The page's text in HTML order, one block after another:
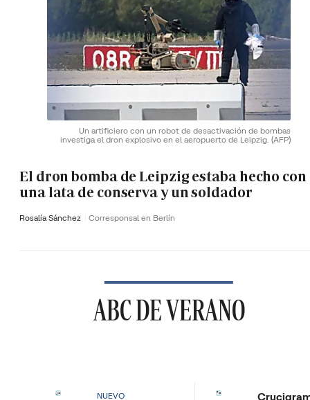
Un artificiero con un robot de desactivación de bombas
investiga el dron explosivo en el aeropuerto de Leipzig. (AFP)
El dron bomba de Leipzig estaba hecho con
una lata de conserva y un soldador
Rosalía Sánchez Corresponsal en Berlín
ABC DE VERANO
NUEVO